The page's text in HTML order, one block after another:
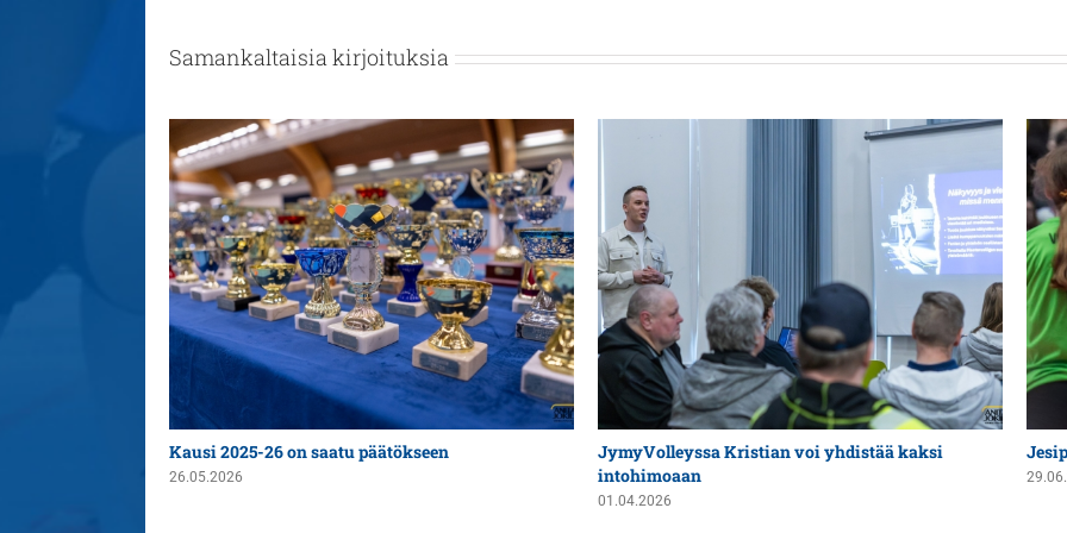
Samankaltaisia kirjoituksia
Kausi 2025-26 on saatu päätökseen
26.05.2026
JymyVolleyssa Kristian voi yhdistää kaksi
intohimoaan
01.04.2026